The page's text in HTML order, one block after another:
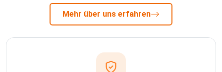
Mehr über uns erfahren